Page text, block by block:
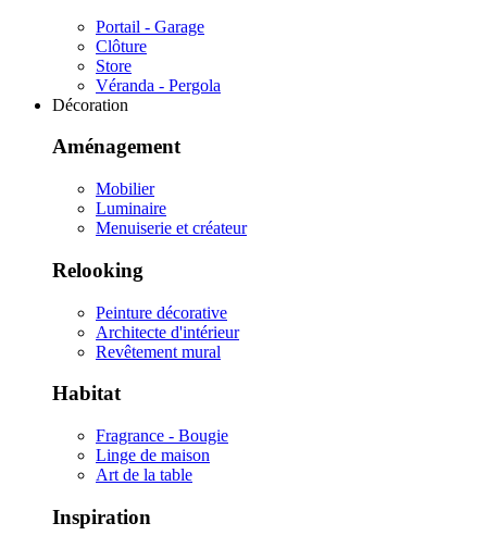
Portail - Garage
Clôture
Store
Véranda - Pergola
Décoration
Aménagement
Mobilier
Luminaire
Menuiserie et créateur
Relooking
Peinture décorative
Architecte d'intérieur
Revêtement mural
Habitat
Fragrance - Bougie
Linge de maison
Art de la table
Inspiration